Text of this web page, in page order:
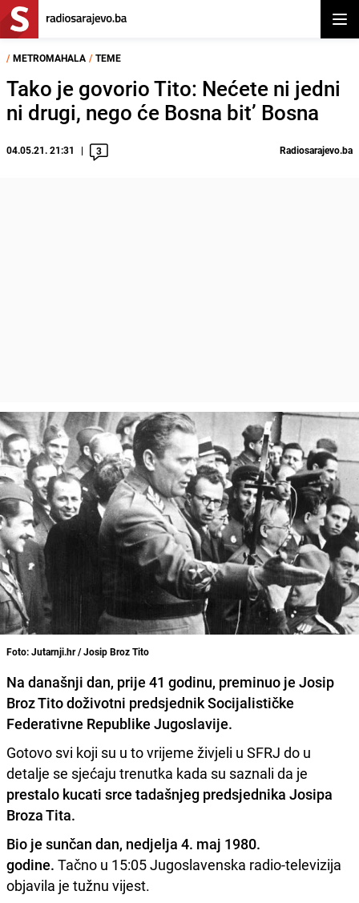
/ METROMAHALA / TEME
Tako je govorio Tito: Nećete ni jedni
ni drugi, nego će Bosna bit’ Bosna
04.05.21. 21:31 3 Radiosarajevo.ba
Foto: Jutarnji.hr / Josip Broz Tito
Na današnji dan, prije 41 godinu, preminuo je Josip
Broz Titodoživotni predsjednikSocijalističke
Federativne Republike Jugoslavije.
Gotovo svi koji su u to vrijeme živjeli u SFRJ do u
detalje se sjećaju trenutka kada su saznali da je
prestalo kucati srce tadašnjeg predsjednika Josipa
Broza Tita.
Bio je sunčan dan, nedjelja 4. maj 1980.
godine. Tačno u 15:05 Jugoslavenska radio-televizija
objavila je tužnu vijest.